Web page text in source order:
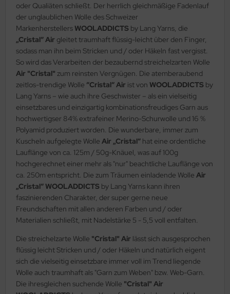
oder Qualiäten schließt. Der herrlich gleichmäßige Fadenlauf
der unglaublichen Wolle des Schweizer
Markenherstellers WOOLADDICTS by Lang Yarns, die
„Cristal“ Air gleitet traumhaft flüssig-leicht über den Finger,
sodass man ihn beim Stricken und / oder Häkeln fast vergisst.
So wird das Verarbeiten der bezaubernd streichelzarten Wolle
Air "Cristal" zum reinsten Vergnügen. Die atemberaubend
zeitlos-trendige Wolle “Cristal“ Air ist von WOOLADDICTS by
Lang Yarns – wie auch ihre Geschwister – als ein vielseitig
einsetzbares und einzigartig kombinationsfreudiges Garn aus
hochwertigser 84% extrafeiner Merino-Schurwolle und 16 %
Polyamid produziert worden. Die wunderbare, immer zum
Kuscheln aufgelegte Wolle Air „Cristal“ hat eine ordentliche
Lauflänge von ca. 125m / 50g-Knäuel, was auf 100g
hochgerechnet einer mehr als "nur" beachtliche Lauflänge von
ca. 250m entspricht. Die zum Träumen einladende Wolle Air
„Cristal“ WOOLADDICTS by Lang Yarns kann ihren
faszinierenden Charakter, der super gerne neue
Freundschaften mit allen anderen Farben und / oder
Materialien schließt, mit Nadelstärke 5 - 5,5 voll entfalten.
Die streichelzarte Wolle "Cristal" Air lässt sich ausgesprochen
flüssig leicht Stricken und / oder Häkeln und natürlich eigent
sich die vielseitig einsetzbare immer voll im Trend liegende
Wolle auch traumhaft als "Garn zum Weben" bzw. Web-Garn.
Die ihresgleichen suchende Wolle "Cristal" Air